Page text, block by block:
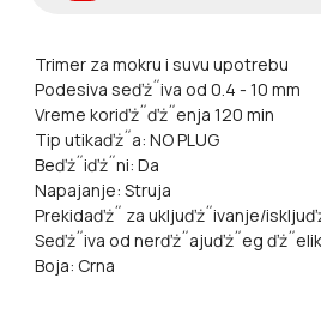
Trimer za mokru i suvu upotrebu
Podesiva seďż˝iva od 0.4 - 10 mm
Vreme koriďż˝ďż˝enja 120 min
Tip utikaďż˝a: NO PLUG
Beďż˝iďż˝ni: Da
Napajanje: Struja
Prekidaďż˝ za ukljuďż˝ivanje/
Seďż˝iva od nerďż˝ajuďż˝eg
Boja: Crna